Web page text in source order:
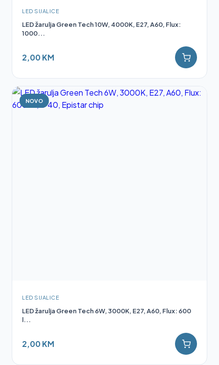
LED SIJALICE
LED žarulja Green Tech 10W, 4000K, E27, A60, Flux:
1000...
2,00 KM
NOVO
LED SIJALICE
LED žarulja Green Tech 6W, 3000K, E27, A60, Flux: 600
l...
2,00 KM